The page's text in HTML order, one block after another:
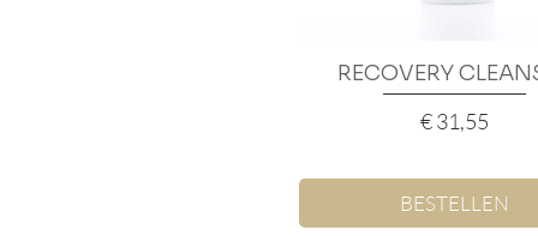
Snel overzicht
RECOVERY
Prijs
€ 31,55
BESTELLEN